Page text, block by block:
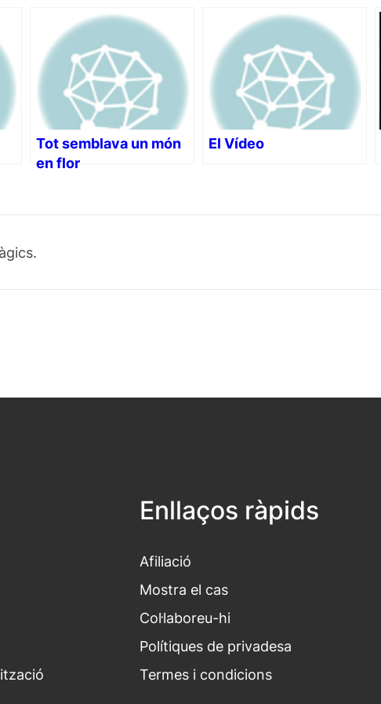
Tot semblava un món
en flor
El Vídeo
Enllaços ràpids
Afiliació
Mostra el cas
Col·laboreu-hi
Polítiques de privadesa
Termes i condicions